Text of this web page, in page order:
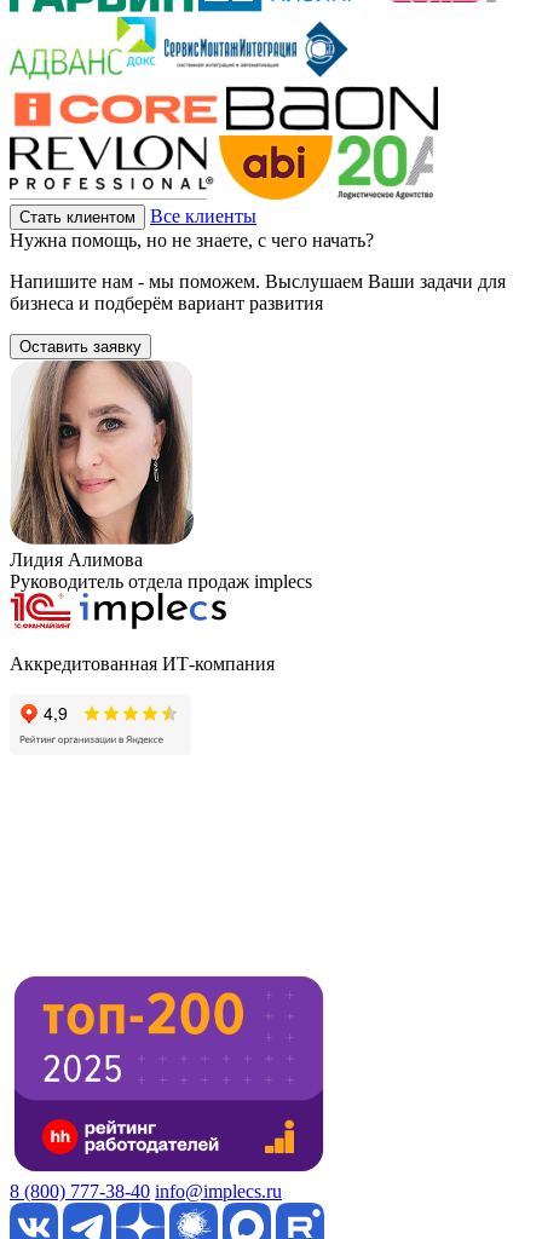
Стать клиентом
Все клиенты
Нужна помощь, но не знаете, с чего начать?
Напишите нам - мы поможем. Выслушаем Ваши задачи для
бизнеса и подберём вариант развития
Оставить заявку
Лидия Алимова
Руководитель отдела продаж implecs
Аккредитованная ИТ-компания
8 (800) 777-38-40 info@implecs.ru